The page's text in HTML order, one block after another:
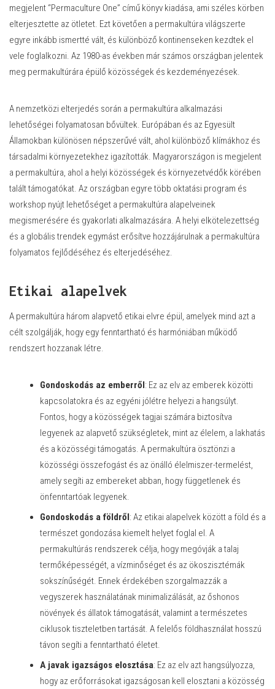
megjelent “Permaculture One” című könyv kiadása, ami széles körben
elterjesztette az ötletet. Ezt követően a permakultúra világszerte
egyre inkább ismertté vált, és különböző kontinenseken kezdtek el
vele foglalkozni. Az 1980-as években már számos országban jelentek
meg permakultúrára épülő közösségek és kezdeményezések.
A nemzetközi elterjedés során a permakultúra alkalmazási
lehetőségei folyamatosan bővültek. Európában és az Egyesült
Államokban különösen népszerűvé vált, ahol különböző klímákhoz és
társadalmi környezetekhez igazították. Magyarországon is megjelent
a permakultúra, ahol a helyi közösségek és környezetvédők körében
talált támogatókat. Az országban egyre több oktatási program és
workshop nyújt lehetőséget a permakultúra alapelveinek
megismerésére és gyakorlati alkalmazására. A helyi elkötelezettség
és a globális trendek egymást erősítve hozzájárulnak a permakultúra
folyamatos fejlődéséhez és elterjedéséhez.
Etikai alapelvek
A permakultúra három alapvető etikai elvre épül, amelyek mind azt a
célt szolgálják, hogy egy fenntartható és harmóniában működő
rendszert hozzanak létre.
Gondoskodás az emberről: Ez az elv az emberek közötti
kapcsolatokra és az egyéni jólétre helyezi a hangsúlyt.
Fontos, hogy a közösségek tagjai számára biztosítva
legyenek az alapvető szükségletek, mint az élelem, a lakhatás
és a közösségi támogatás. A permakultúra ösztönzi a
közösségi összefogást és az önálló élelmiszer-termelést,
amely segíti az embereket abban, hogy függetlenek és
önfenntartóak legyenek.
Gondoskodás a földről: Az etikai alapelvek között a föld és a
természet gondozása kiemelt helyet foglal el. A
permakultúrás rendszerek célja, hogy megóvják a talaj
termőképességét, a vízminőséget és az ökoszisztémák
sokszínűségét. Ennek érdekében szorgalmazzák a
vegyszerek használatának minimalizálását, az őshonos
növények és állatok támogatását, valamint a természetes
ciklusok tiszteletben tartását. A felelős földhasználat hosszú
távon segíti a fenntartható életet.
A javak igazságos elosztása: Ez az elv azt hangsúlyozza,
hogy az erőforrásokat igazságosan kell elosztani a közösség